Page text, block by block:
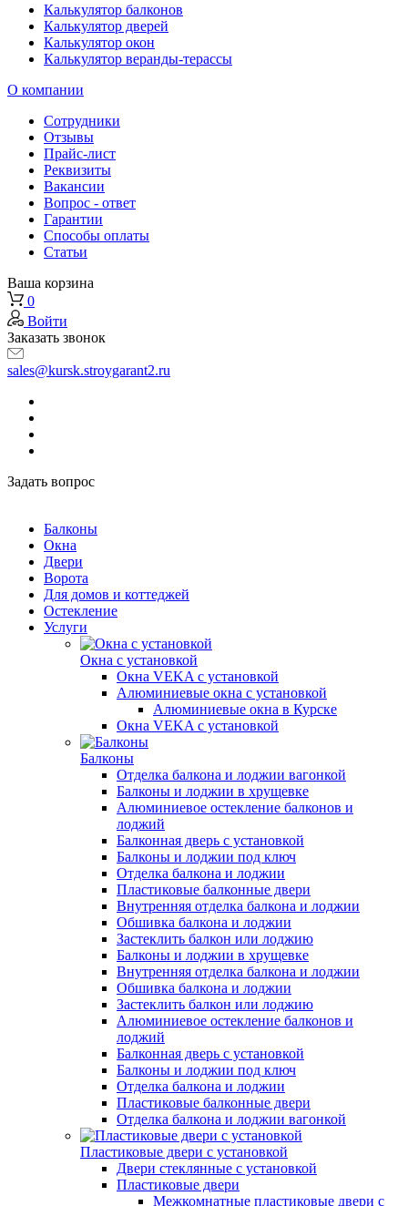
Калькулятор балконов
Калькулятор дверей
Калькулятор окон
Калькулятор веранды-терассы
О компании
Сотрудники
Отзывы
Прайс-лист
Реквизиты
Вакансии
Вопрос - ответ
Гарантии
Способы оплаты
Статьи
Ваша корзина
0
Войти
Заказать звонок
sales@kursk.stroygarant2.ru
Задать вопрос
Балконы
Окна
Двери
Ворота
Для домов и коттеджей
Остекление
Услуги
Окна с установкой
Окна VEKA с установкой
Алюминиевые окна с установкой
Алюминиевые окна в Курске
Окна VEKA с установкой
Балконы
Отделка балкона и лоджии вагонкой
Балконы и лоджии в хрущевке
Алюминиевое остекление балконов и
лоджий
Балконная дверь с установкой
Балконы и лоджии под ключ
Отделка балкона и лоджии
Пластиковые балконные двери
Внутренняя отделка балкона и лоджии
Обшивка балкона и лоджии
Застеклить балкон или лоджию
Балконы и лоджии в хрущевке
Внутренняя отделка балкона и лоджии
Обшивка балкона и лоджии
Застеклить балкон или лоджию
Алюминиевое остекление балконов и
лоджий
Балконная дверь с установкой
Балконы и лоджии под ключ
Отделка балкона и лоджии
Пластиковые балконные двери
Отделка балкона и лоджии вагонкой
Пластиковые двери с установкой
Двери стеклянные с установкой
Пластиковые двери
Межкомнатные пластиковые двери с